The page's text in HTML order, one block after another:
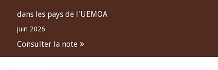
dans les pays de l'UEMOA
juin 2026
Consulter la note